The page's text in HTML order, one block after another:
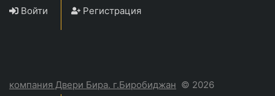
Войти Регистрация
компания Двери Бира. г.Биробиджан © 2026